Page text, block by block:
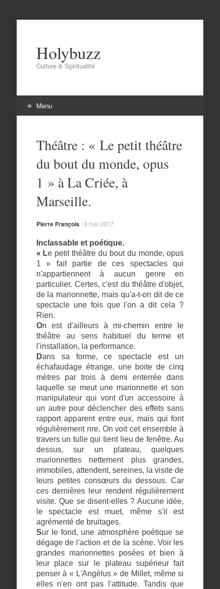
Holybuzz
Culture & Spiritualité
Menu
contenuThéâtre : « Le petit théâtre
du bout du monde, opus
1 » à La Criée, à
Marseille.
Pierre François/8 mai 2017
Inclassable et poétique.
« Le petit théâtre du bout du monde, opus
1 » fait partie de ces spectacles qui
n'appartiennent à aucun genre en
particulier. Certes, c'est du théâtre d'objet,
de la marionnette, mais qu'a-t-on dit de ce
spectacle une fois que l'on a dit cela ?
Rien.
On est d'ailleurs à mi-chemin entre le
théâtre au sens habituel du terme et
l'installation, la performance.
Dans sa forme, ce spectacle est un
échafaudage étrange, une boite de cinq
mètres par trois à demi enterrée dans
laquelle se meut une marionnette et son
manipulateur qui vont d'un accessoire à
un autre pour déclencher des effets sans
rapport apparent entre eux, mais qui font
régulièrement rire. On voit cet ensemble à
travers un tulle qui tient lieu de fenêtre. Au
dessus, sur un plateau, quelques
marionnettes nettement plus grandes,
immobiles, attendent, sereines, la visite de
leurs petites consœurs du dessous. Car
ces dernières leur rendent régulièrement
visite. Que se disent-elles ? Aucune idée,
le spectacle est muet, même s'il est
agrémenté de bruitages.
Sur le fond, une atmosphère poétique se
dégage de l'action et de la scène. Voir les
grandes marionnettes posées et bien à
leur place sur le plateau supérieur fait
penser à « L'Angélus » de Millet, même si
elles n'en ont pas l'attitude. Tandis que